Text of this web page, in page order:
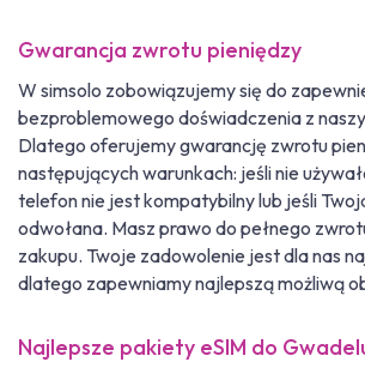
Gwarancja zwrotu pieniędzy
W simsolo zobowiązujemy się do
bezproblemowego doświadczenia z
Dlatego oferujemy gwarancję zwrotu
następujących warunkach: jeśli nie
telefon nie jest kompatybilny lub jeśli
odwołana. Masz prawo do pełnego
zakupu. Twoje zadowolenie jest dla nas
dlatego zapewniamy najlepszą możliwą
Najlepsze pakiety eSIM do